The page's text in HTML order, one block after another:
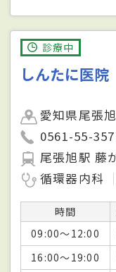
診療中
しんたに医院
愛知県尾張
0561-55-
尾張旭駅 藤
循環器内科
時間
09:00～12:00
16:00～19:00